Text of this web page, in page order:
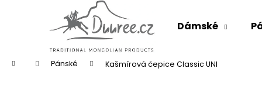
Dámské
Domů Pánské Kašmírová čepice Classic UNI
Zpět
obchodu
Zpět
obchodu